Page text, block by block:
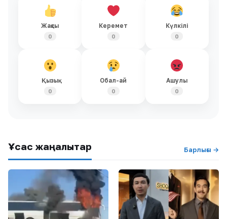
Жақсы
0
Керемет
0
Күлкілі
0
Қызық
0
Обал-ай
0
Ашулы
0
Ұқсас жаңалықтар Барлығы →